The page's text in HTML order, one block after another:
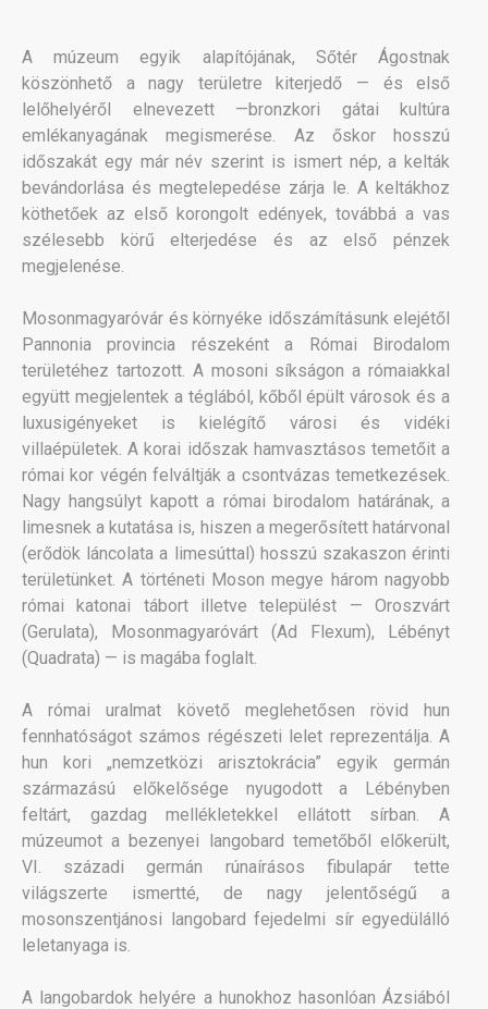
A múzeum egyik alapítójának, Sőtér Ágostnak
köszönhető a nagy területre kiterjedő — és első
lelőhelyéről elnevezett —bronzkori gátai kultúra
emlékanyagának megismerése. Az őskor hosszú
időszakát egy már név szerint is ismert nép, a kelták
bevándorlása és megtelepedése zárja le. A keltákhoz
köthetőek az első korongolt edények, továbbá a vas
szélesebb körű elterjedése és az első pénzek
megjelenése.
Mosonmagyaróvár és környéke időszámításunk elejétől
Pannonia provincia részeként a Római Birodalom
területéhez tartozott. A mosoni síkságon a rómaiakkal
együtt megjelentek a téglából, kőből épült városok és a
luxusigényeket is kielégítő városi és vidéki
villaépületek. A korai időszak hamvasztásos temetőit a
római kor végén felváltják a csontvázas temetkezések.
Nagy hangsúlyt kapott a római birodalom határának, a
limesnek a kutatása is, hiszen a megerősített határvonal
(erődök láncolata a limesúttal) hosszú szakaszon érinti
területünket. A történeti Moson megye három nagyobb
római katonai tábort illetve települést — Oroszvárt
(Gerulata), Mosonmagyaróvárt (Ad Flexum), Lébényt
(Quadrata) — is magába foglalt.
A római uralmat követő meglehetősen rövid hun
fennhatóságot számos régészeti lelet reprezentálja. A
hun kori „nemzetközi arisztokrácia” egyik germán
származású előkelősége nyugodott a Lébényben
feltárt, gazdag mellékletekkel ellátott sírban. A
múzeumot a bezenyei langobard temetőből előkerült,
VI. századi germán rúnaírásos fibulapár tette
világszerte ismertté, de nagy jelentőségű a
mosonszentjánosi langobard fejedelmi sír egyedülálló
leletanyaga is.
A langobardok helyére a hunokhoz hasonlóan Ázsiából